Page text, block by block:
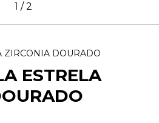
1 /2
ZIRCONIA DOURADO
ESTRELA